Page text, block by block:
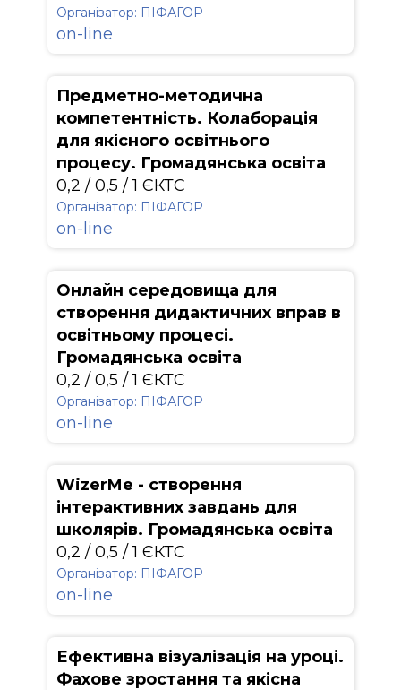
Організатор: ПІФАГОР
on-line
Предметно-методична
компетентність. Колаборація
для якісного освітнього
процесу. Громадянська освіта
0,2 / 0,5 / 1 ЄКТС
Організатор: ПІФАГОР
on-line
Онлайн середовища для
створення дидактичних вправ в
освітньому процесі.
Громадянська освіта
0,2 / 0,5 / 1 ЄКТС
Організатор: ПІФАГОР
on-line
WizerMe - створення
інтерактивних завдань для
школярів. Громадянська освіта
0,2 / 0,5 / 1 ЄКТС
Організатор: ПІФАГОР
on-line
Ефективна візуалізація на уроці.
Фахове зростання та якісна